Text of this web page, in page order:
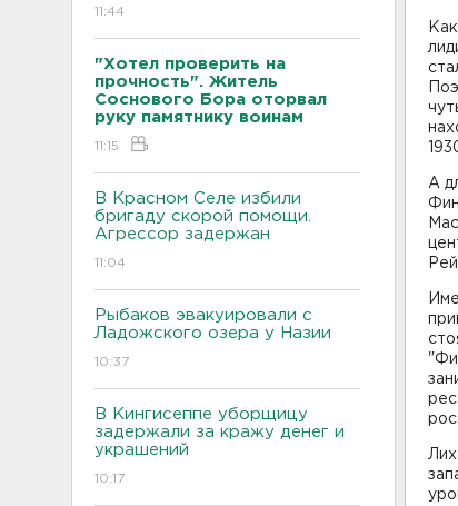
11:44
"Хотел проверить на
прочность". Житель
Соснового Бора оторвал
руку памятнику воинам
11:15
В Красном Селе избили
бригаду скорой помощи.
Агрессор задержан
11:04
Рыбаков эвакуировали с
Ладожского озера у Назии
10:37
В Кингисеппе уборщицу
задержали за кражу денег и
украшений
10:17
А